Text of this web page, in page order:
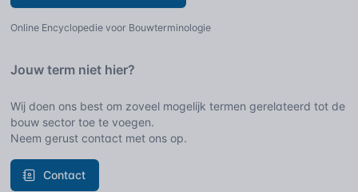
Online Encyclopedie voor Bouwterminologie
Jouw term niet hier?
Wij doen ons best om zoveel mogelijk termen gerelateerd tot de
bouw sector toe te voegen.
Neem gerust contact met ons op.
Contact